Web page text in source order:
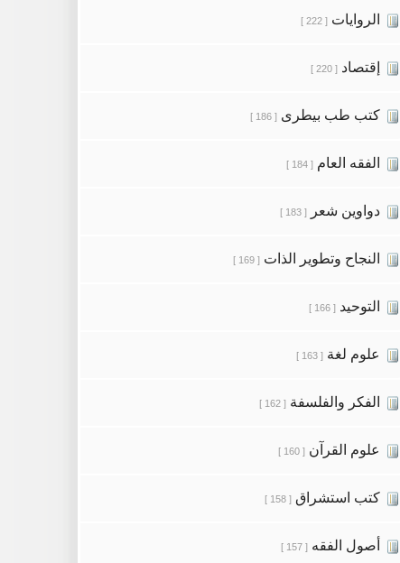
الروايات [ 222 ]
إقتصاد [ 220 ]
كتب طب بيطرى [ 186 ]
الفقه العام [ 184 ]
دواوين شعر [ 183 ]
النجاح وتطوير الذات [ 169 ]
التوحيد [ 166 ]
علوم لغة [ 163 ]
الفكر والفلسفة [ 162 ]
علوم القرآن [ 160 ]
كتب استشراق [ 158 ]
أصول الفقه [ 157 ]